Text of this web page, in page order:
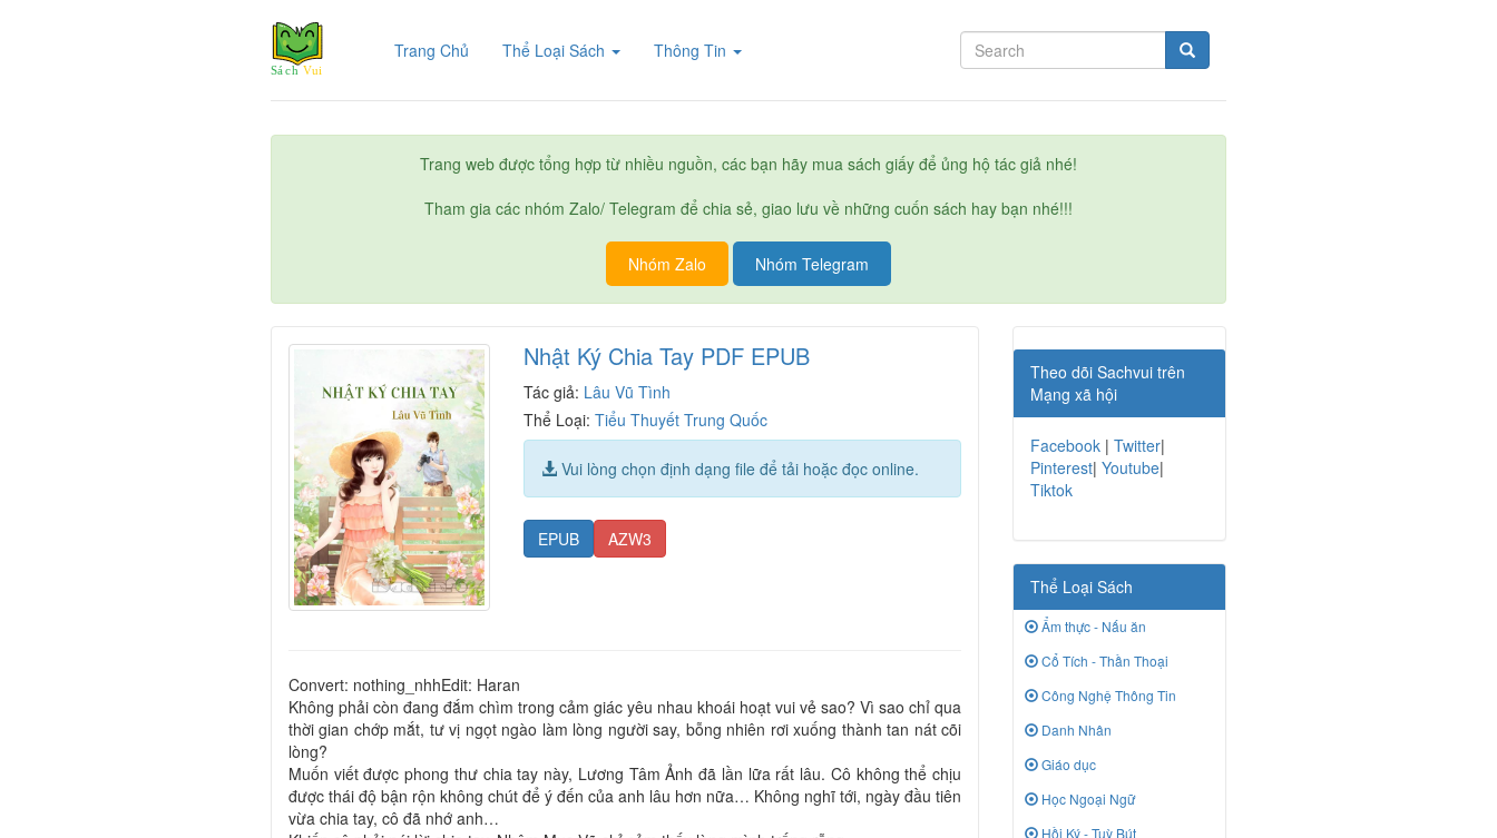
Trang Chủ (current)Thể Loại Sách Thông Tin
Trang web được tổng hợp từ nhiều nguồn, các bạn hãy mua sách giấy để ủng hộ tác giả nhé!
Tham gia các nhóm Zalo/ Telegram để chia sẻ, giao lưu về những cuốn sách hay bạn nhé!!!
Nhóm Zalo Nhóm Telegram
Nhật Ký Chia Tay PDF EPUB
Tác giả: Lâu Vũ Tình
Thể Loại:Tiểu Thuyết Trung Quốc
Vui lòng chọn định dạng file để tải hoặc đọc online.
EPUB AZW3
Convert: nothing_nhhEdit: Haran
Không phải còn đang đắm chìm trong cảm giác yêu nhau khoái hoạt vui vẻ sao? Vì sao chỉ qua
thời gian chớp mắt, tư vị ngọt ngào làm lòng người say, bỗng nhiên rơi xuống thành tan nát cõi
lòng?
Muốn viết được phong thư chia tay này, Lương Tâm Ảnh đã lần lữa rất lâu. Cô không thể chịu
được thái độ bận rộn không chút để ý đến của anh lâu hơn nữa… Không nghĩ tới, ngày đầu tiên
vừa chia tay, cô đã nhớ anh…
Theo dõi Sachvui trên
Mạng xã hội
Facebook | Twitter|
Pinterest| Youtube|
Tiktok
Thể Loại Sách
Ẩm thực - Nấu ăn
Cổ Tích - Thần Thoại
Công Nghệ Thông Tin
Danh Nhân
Giáo dục
Học Ngoại Ngữ
Hồi Ký - Tuỳ Bút